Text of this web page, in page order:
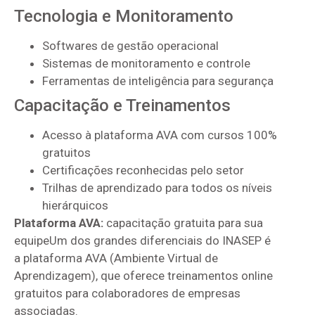
Tecnologia e Monitoramento
Softwares de gestão operacional
Sistemas de monitoramento e controle
Ferramentas de inteligência para segurança
Capacitação e Treinamentos
Acesso à plataforma AVA com cursos 100%
gratuitos
Certificações reconhecidas pelo setor
Trilhas de aprendizado para todos os níveis
hierárquicos
Plataforma AVA: capacitação gratuita para sua
equipeUm dos grandes diferenciais do INASEP é
a plataforma AVA (Ambiente Virtual de
Aprendizagem), que oferece treinamentos online
gratuitos para colaboradores de empresas
associadas.